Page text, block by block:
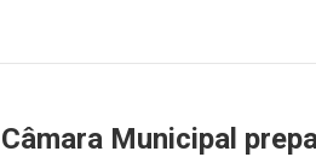
Câmara Municipal